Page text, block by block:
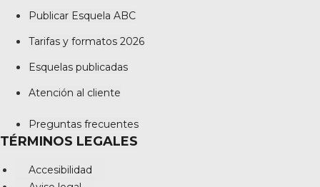
Publicar Esquela ABC
Tarifas y formatos 2026
Esquelas publicadas
Atención al cliente
Preguntas frecuentes
TÉRMINOS LEGALES
Accesibilidad